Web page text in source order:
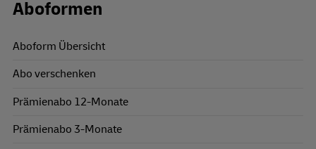
Aboformen
Aboform Übersicht
Abo verschenken
Prämienabo 12-Monate
Prämienabo 3-Monate